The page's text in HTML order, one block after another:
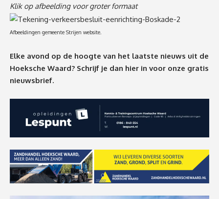
Klik op afbeelding voor groter formaat
Afbeeldingen gemeente Strijen website.
Elke avond op de hoogte van het laatste nieuws uit de
Hoeksche Waard? Schrijf je dan hier in voor onze gratis
nieuwsbrief.